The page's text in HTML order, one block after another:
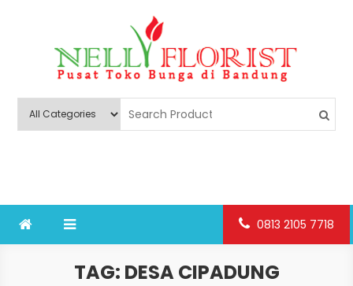
Nelly Florist Bandung
0813 2105 7718
TAG: DESA CIPADUNG